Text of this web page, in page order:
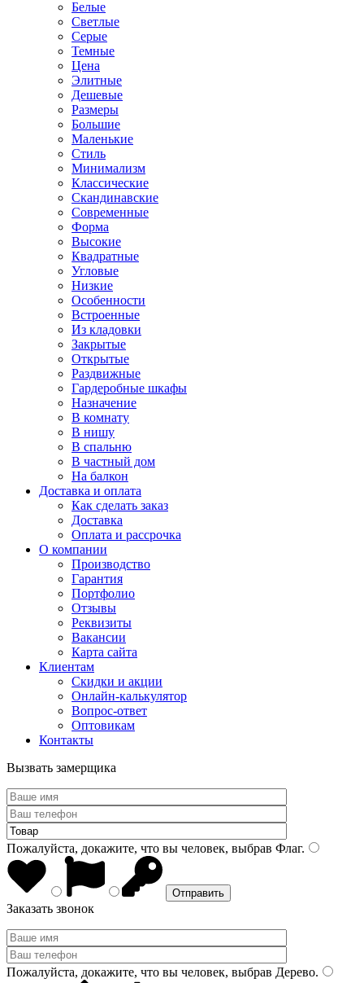
Белые
Светлые
Серые
Темные
Цена
Элитные
Дешевые
Размеры
Большие
Маленькие
Стиль
Минимализм
Классические
Скандинавские
Современные
Форма
Высокие
Квадратные
Угловые
Низкие
Особенности
Встроенные
Из кладовки
Закрытые
Открытые
Раздвижные
Гардеробные шкафы
Назначение
В комнату
В нишу
В спальню
В частный дом
На балкон
Доставка и оплата
Как сделать заказ
Доставка
Оплата и рассрочка
О компании
Производство
Гарантия
Портфолио
Отзывы
Реквизиты
Вакансии
Карта сайта
Клиентам
Скидки и акции
Онлайн-калькулятор
Вопрос-ответ
Оптовикам
Контакты
Вызвать замерщика
Пожалуйста, докажите, что вы человек, выбрав Флаг.
Заказать звонок
Пожалуйста, докажите, что вы человек, выбрав Дерево.